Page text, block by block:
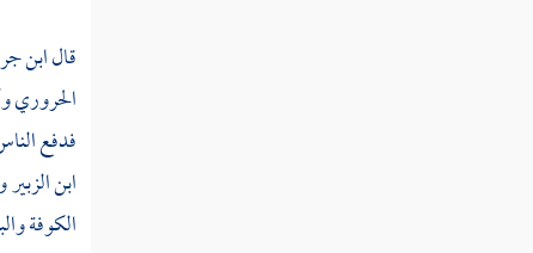
قالابن
الحروري
فدفع
ابن الزبير
الكوفة